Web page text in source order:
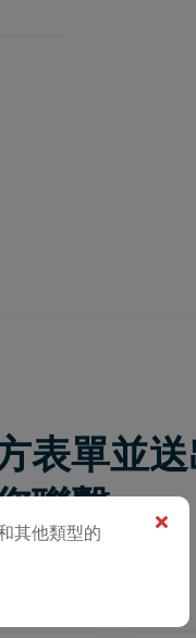
其他類型的
表單並
聯繫